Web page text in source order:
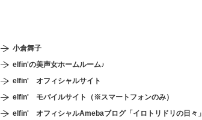
小倉舞子
elfin'の美声女ホームルーム♪
elfin' オフィシャルサイト
elfin' モバイルサイト（※スマートフォンのみ）
elfin' オフィシャルAmebaブログ「イロトリドリの日々」